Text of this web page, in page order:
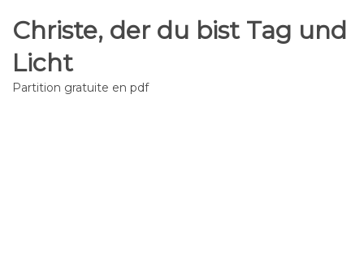
Christe, der du bist Tag und
Licht
Partition gratuite en pdf